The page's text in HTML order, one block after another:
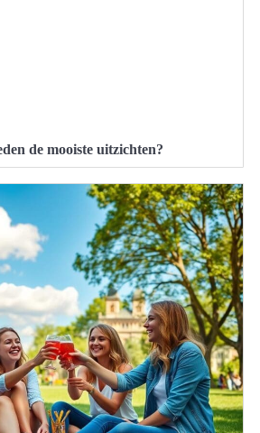
de mooiste uitzichten?